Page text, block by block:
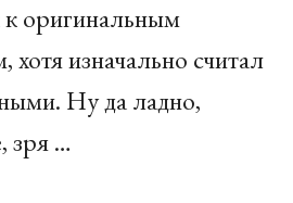
оригинальным
изначально считал
Ну да ладно,
зря …